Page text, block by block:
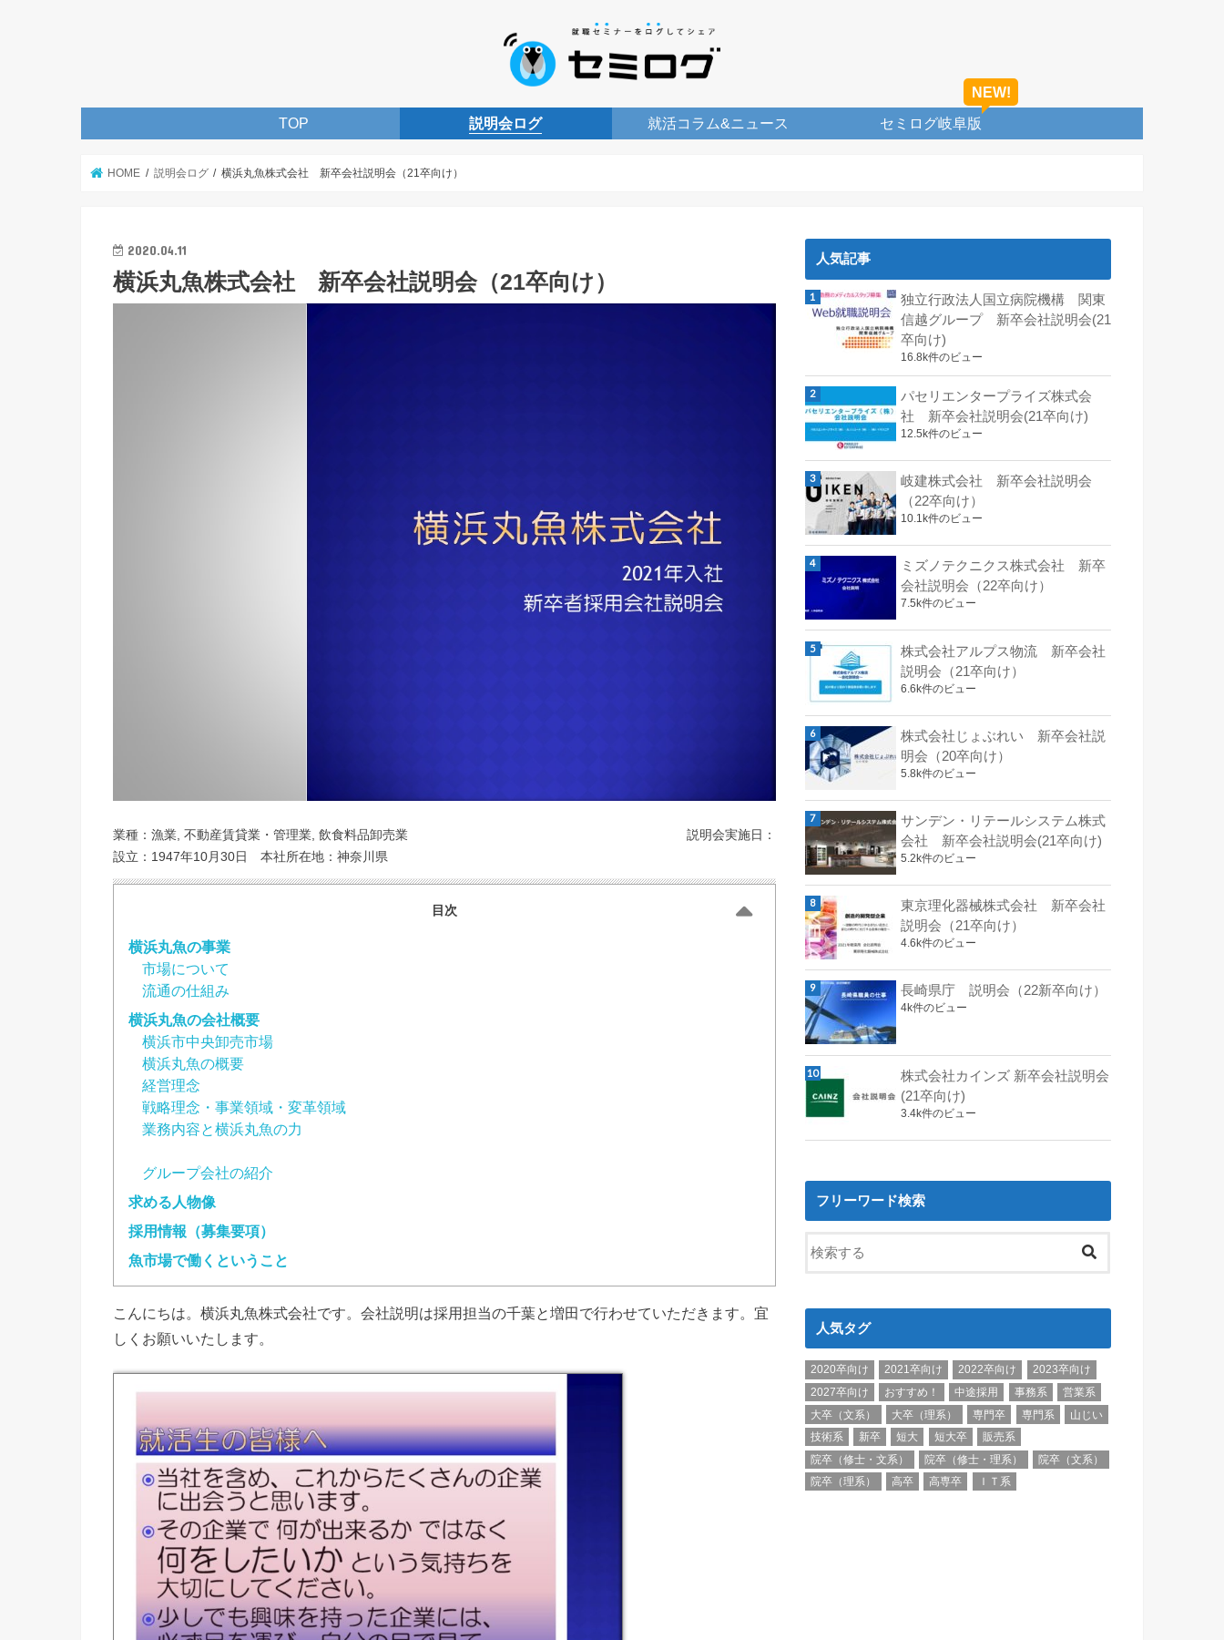
TOP 説明会ログ 就活コラム&ニュース セミログ岐阜版
HOME 説明会ログ 横浜丸魚株式会社 新卒会社説明会（21卒向け）
2020.04.11
横浜丸魚株式会社 新卒会社説明会（21卒向け）
業種：漁業, 不動産賃貸業・管理業, 飲食料品卸売業
設立：1947年10月30日 本社所在地：神奈川県
説明会実施日：
目次
横浜丸魚の事業
市場について
流通の仕組み
横浜丸魚の会社概要
横浜市中央卸売市場
横浜丸魚の概要
経営理念
戦略理念・事業領域・変革領域
業務内容と横浜丸魚の力
グループ会社の紹介
求める人物像
採用情報（募集要項）
魚市場で働くということ
こんにちは。 横浜丸魚株式会社です。会社説明は採用担当の千葉と増田で行わせていただきます。宜
しくお願いいたします。
人気記事
独立行政法人国立病院機構 関東
信越グループ 新卒会社説明会(21
卒向け)
16.8k件のビュー
パセリエンタープライズ株式会
社 新卒会社説明会(21卒向け)
12.5k件のビュー
岐建株式会社 新卒会社説明会
（22卒向け）
10.1k件のビュー
ミズノテクニクス株式会社 新卒
会社説明会（22卒向け）
7.5k件のビュー
株式会社アルプス物流 新卒会社
説明会（21卒向け）
6.6k件のビュー
株式会社じょぶれい 新卒会社説
明会（20卒向け）
5.8k件のビュー
サンデン・リテールシステム株式
会社 新卒会社説明会(21卒向け)
5.2k件のビュー
東京理化器械株式会社 新卒会社
説明会（21卒向け）
4.6k件のビュー
長崎県庁 説明会（22新卒向け）
4k件のビュー
株式会社カインズ 新卒会社説明会
(21卒向け)
3.4k件のビュー
フリーワード検索
人気タグ
2020卒向け 2021卒向け 2022卒向け
2023卒向け
2027卒向け
おすすめ！ 中途採用 事務系
営業系
大卒（文系）
大卒（理系） 専門卒 専門系
山じい
技術系
新卒 短大 短大卒
販売系
院卒（修士・文系）
院卒（修士・理系）
院卒（文系）
院卒（理系）
高卒 高専卒 ＩＴ系